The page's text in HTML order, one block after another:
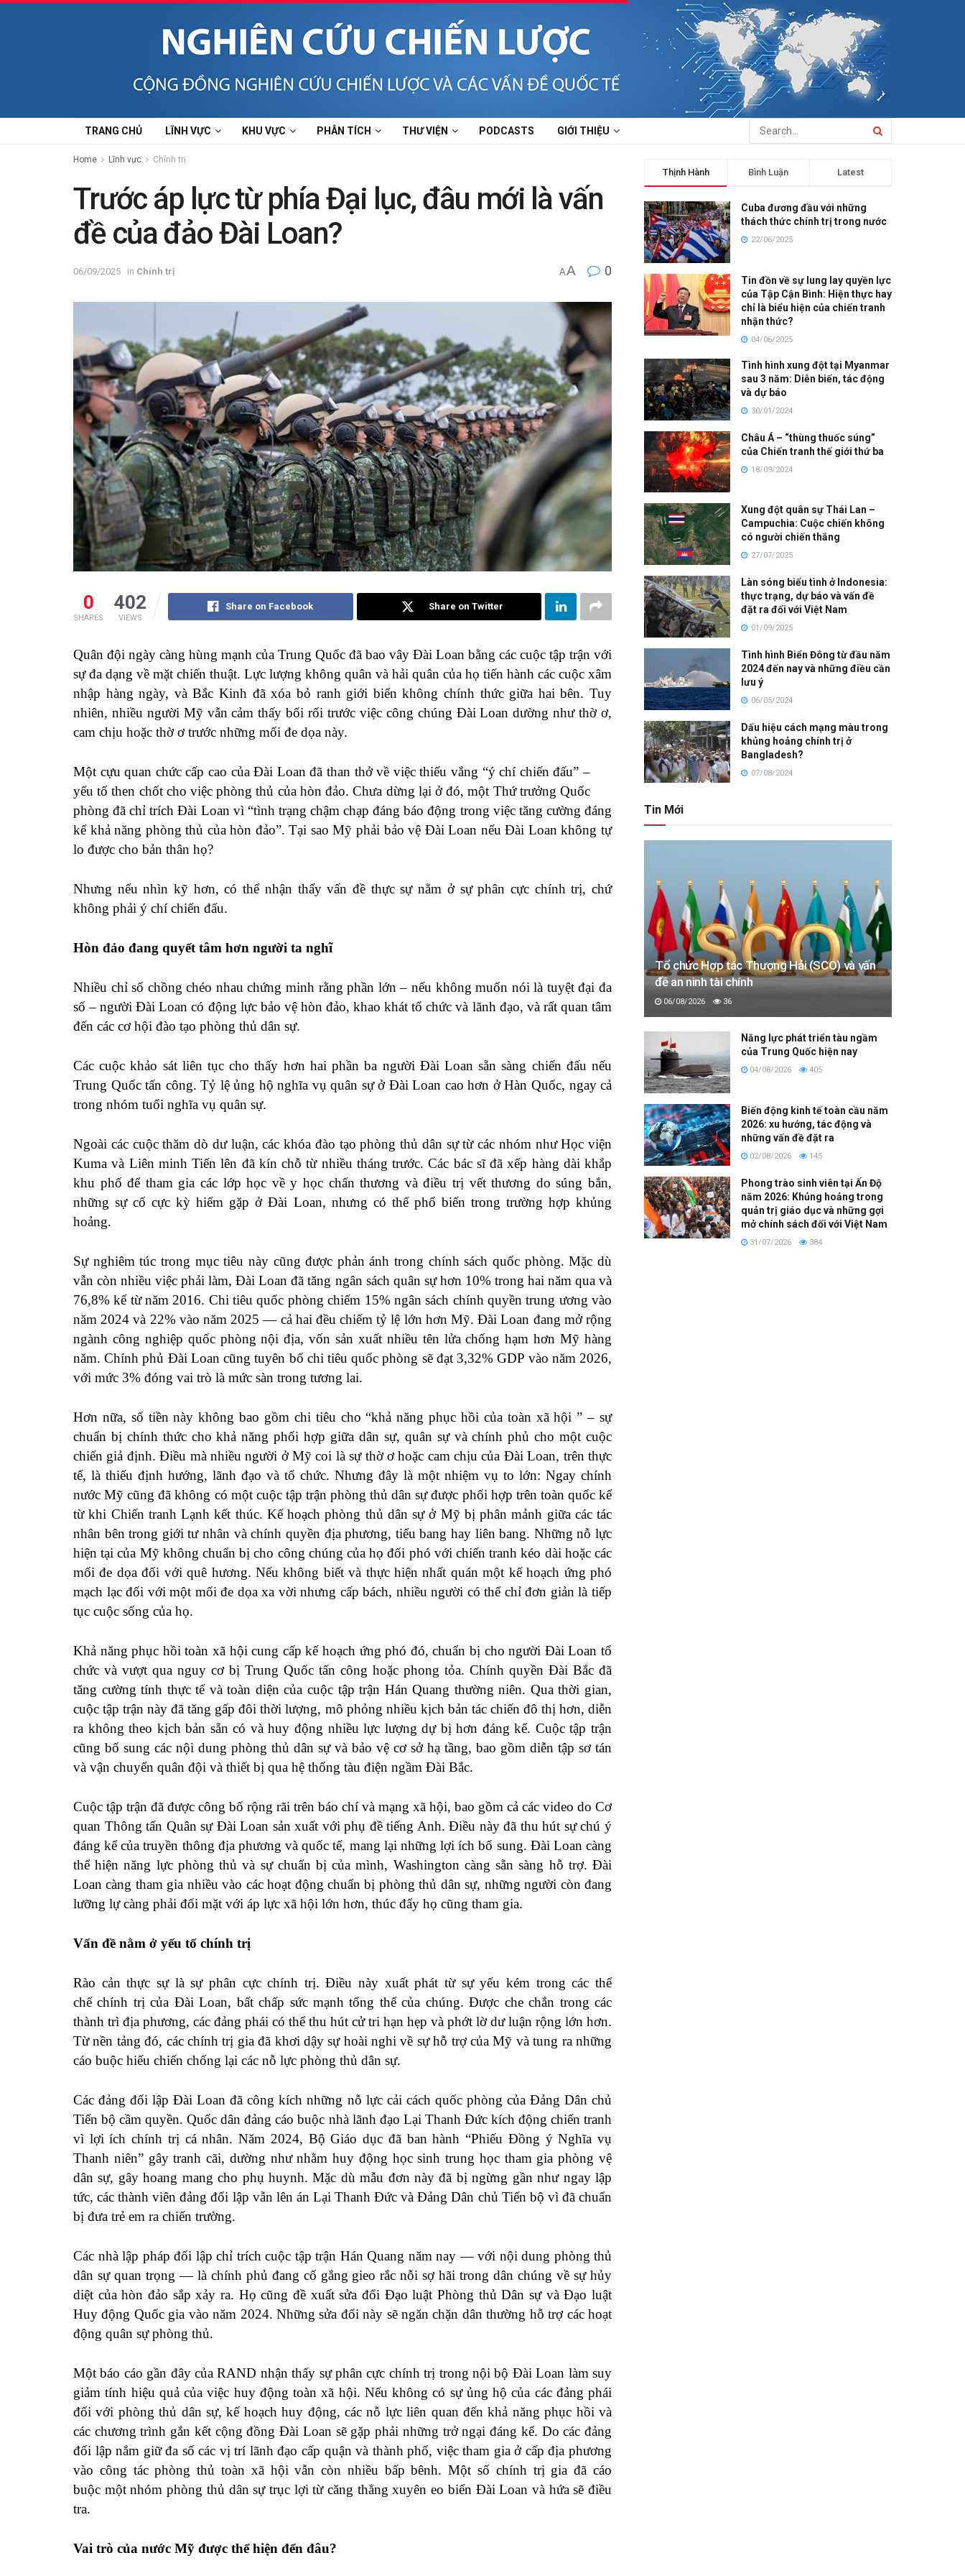
TRANG CHỦ LĨNH VỰC KHU VỰC PHÂN TÍCH THƯ VIỆN PODCASTS GIỚI THIỆU
Home Lĩnh vực Chính trị
Trước áp lực từ phía Đại lục, đâu mới là vấn
đề của đảo Đài Loan?
06/09/2025 in Chính trị AA 0
0
SHARES
402
VIEWS
Share on Facebook Share on Twitter
Quân đội ngày càng hùng mạnh của Trung Quốc đã bao vây Đài Loan bằng các cuộc tập trận với
sự đa dạng về mặt chiến thuật. Lực lượng không quân và hải quân của họ tiến hành các cuộc xâm
nhập hàng ngày, và Bắc Kinh đã xóa bỏ ranh giới biển không chính thức giữa hai bên. Tuy
nhiên, nhiều người Mỹ vẫn cảm thấy bối rối trước việc công chúng Đài Loan dường như thờ ơ,
cam chịu hoặc thờ ơ trước những mối đe dọa này.
Một cựu quan chức cấp cao của Đài Loan đã than thở về việc thiếu vắng “ý chí chiến đấu” –
yếu tố then chốt cho việc phòng thủ của hòn đảo. Chưa dừng lại ở đó, một Thứ trưởng Quốc
phòngđã chỉ trích Đài Loan vì “tình trạng chậm chạp đáng báo động trong việc tăng cường đáng
kể khả năng phòng thủ của hòn đảo”. Tại sao Mỹ phải bảo vệ Đài Loan nếu Đài Loankhôngtự
lo được cho bản thân họ?
Nhưng nếu nhìn kỹ hơn, có thể nhận thấy vấn đề thực sự nằm ở sự phân cực chính trị, chứ
không phải ý chí chiến đấu.
Hòn đảo đang quyết tâm hơn người ta nghĩ
Nhiều chỉ số chồng chéo nhau chứng minh rằng phần lớn – nếu không muốn nói là tuyệt đại đa
số – người Đài Loan có động lực bảo vệ hòn đảo, khao khát tổ chức và lãnh đạo, và rất quan tâm
đến các cơ hội đào tạo phòng thủ dân sự.
Các cuộc khảo sát liên tụccho thấy hơn hai phần ba người Đài Loan sẵn sàng chiến đấu nếu
Trung Quốc tấn công. Tỷ lệ ủng hộ nghĩa vụ quân sựở Đài Loan cao hơn ởHàn Quốc, ngay cả
trong nhóm tuổi nghĩa vụ quân sự.
Ngoài các cuộc thăm dò dư luận, các khóa đào tạo phòng thủ dân sự từ các nhóm nhưHọc viện
Kuma và Liên minh Tiến lên đã kín chỗ từ nhiều tháng trước. Các bác sĩ đã xếp hàng dài khắp
khu phố để tham gia các lớp học về y học chấn thương và điều trị vết thương do súng bắn,
những sự cố cực kỳ hiếm gặp ở Đài Loan, nhưng có thể phổ biến trong trường hợp khủng
hoảng.
Sự nghiêm túc trong mục tiêu này cũng được phản ánh trong chính sách quốc phòng. Mặc dù
vẫn còn nhiềuviệc phải làm, Đài Loan đã tăng ngân sách quân sự hơn 10% trong hai năm qua và
76,8% kể từ năm 2016. Chi tiêu quốc phòng chiếm 15% ngân sách chính quyền trung ương vào
năm 2024 và 22% vào năm 2025 — cả hai đều chiếmtỷ lệ lớn hơn Mỹ. Đài Loan đang mở rộng
ngành công nghiệp quốc phòng nội địa, vốnsản xuấtnhiều tên lửa chống hạm hơnMỹ hàng
năm. Chính phủ Đài Loan cũngtuyên bố chi tiêu quốc phòng sẽ đạt 3,32% GDP vào năm 2026,
với mức 3% đóng vai trò là mức sàn trong tương lai.
Hơn nữa, số tiền này không bao gồm chi tiêu cho “khả năng phục hồi của toàn xã hội ” – sự
chuẩn bị chính thức cho khả năng phối hợp giữa dân sự, quân sự và chính phủ cho một cuộc
chiến giả định. Điều mà nhiều người ở Mỹ coi là sự thờ ơ hoặc cam chịu của Đài Loan, trên thực
tế, là thiếu định hướng, lãnh đạo và tổ chức. Nhưng đây là một nhiệm vụ to lớn: Ngay chính
nước Mỹ cũng đã không có một cuộc tập trận phòng thủ dân sự được phối hợp trên toàn quốc kể
từ khi Chiến tranh Lạnh kết thúc. Kế hoạch phòng thủ dân sự ở Mỹ bị phân mảnh giữa các tác
nhân bên trong giới tư nhân và chính quyền địa phương, tiểu bang hay liên bang. Những nỗ lực
hiện tại của Mỹ không chuẩn bị cho công chúng của họ đối phó với chiến tranh kéo dài hoặc các
mối đe dọa đối với quê hương. Nếu không biết và thực hiện nhất quán một kế hoạch ứng phó
mạch lạc đối với một mối đe dọa xa vời nhưng cấp bách, nhiều người có thể chỉ đơn giản là tiếp
tục cuộc sống của họ.
Khả năng phục hồi toàn xã hội cung cấp kế hoạch ứng phó đó, chuẩn bị cho người Đài Loan tổ
chức và vượt qua nguy cơ bị Trung Quốc tấn công hoặc phong tỏa. Chính quyền Đài Bắc đã
tăng cường tính thực tế và toàn diện của cuộc tập trận Hán Quang thường niên. Qua thời gian,
cuộc tập trận này đã tăng gấp đôi thời lượng, mô phỏng nhiều kịch bản tác chiến đô thị hơn, diễn
ra không theo kịch bản sẵn có và huy động nhiều lực lượng dự bị hơn đáng kể. Cuộc tập trận
cũng bổ sung các nội dung phòng thủ dân sự và bảo vệ cơ sở hạ tầng, bao gồm diễn tập sơ tán
và vận chuyển quân đội và thiết bị qua hệ thống tàu điện ngầm Đài Bắc.
Cuộc tập trận đã được công bố rộng rãi trên báo chí và mạng xã hội, bao gồm cả các video do Cơ
quan Thông tấn Quân sự Đài Loan sản xuất với phụ đề tiếng Anh. Điều này đã thu hút sự chú ý
đáng kể của truyền thông địa phương và quốc tế, mang lại những lợi ích bổ sung. Đài Loan càng
thể hiện năng lực phòng thủ và sự chuẩn bị của mình, Washington càng sẵn sàng hỗ trợ. Đài
Loan càng tham gia nhiều vào các hoạt động chuẩn bị phòng thủ dân sự, những người còn đang
lưỡng lự càng phải đối mặt với áp lực xã hội lớn hơn, thúc đẩy họ cũng tham gia.
Vấn đề nằm ở yếu tố chính trị
Rào cản thực sự là sự phân cực chính trị. Điều này xuất phát từ sựyếu kém trongcác thể
chếchính trị của Đài Loan, bất chấp sức mạnhtổng thểcủa chúng. Được che chắn trong các
thành trì địa phương, các đảng phái có thể thu hút cử tri hạn hẹp và phớt lờ dư luận rộng lớn hơn.
Từ nền tảng đó, các chính trị gia đã khơi dậy sự hoài nghi về sự hỗ trợ của Mỹ vàtung ranhững
cáo buộc hiếu chiến chống lại các nỗ lực phòng thủ dân sự.
Các đảng đối lập Đài Loan đã công kích những nỗ lực cải cách quốc phòng của Đảng Dân chủ
Tiến bộ cầm quyền. Quốc dân đảngcáo buộc nhà lãnh đạo Lại Thanh Đức kích động chiến tranh
vì lợi ích chính trị cá nhân. Năm 2024, Bộ Giáo dục đã ban hành “Phiếu Đồng ý Nghĩa vụ
Thanh niên” gây tranh cãi, dường như nhằm huy động học sinh trung học tham gia phòng vệ
dân sự, gây hoang mang cho phụ huynh. Mặc dù mẫu đơn này đã bị ngừng gần như ngay lập
tức, các thành viên đảng đối lập vẫn lên án Lại Thanh Đức và Đảng Dân chủ Tiến bộ vì đã chuẩn
bị đưa trẻ em ra chiến trường.
Các nhà lập pháp đối lập chỉ trích cuộc tập trận Hán Quang năm nay — với nội dung phòng thủ
dân sự quan trọng — là chính phủ đang cố gắng gieo rắc nỗi sợ hãi trong dân chúng về sự hủy
diệt của hòn đảo sắp xảy ra. Họ cũng đề xuấtsửa đổi Đạo luật Phòng thủ Dân sự và Đạo luật
Huy động Quốc gia vào năm 2024. Những sửa đổi này sẽngăn chặn dân thường hỗ trợ các hoạt
động quân sự phòng thủ.
Một báo cáo gần đây của RAND nhận thấy sự phân cực chính trị trong nội bộ Đài Loan làm suy
giảm tính hiệu quả của việc huy động toàn xã hội. Nếu không có sự ủng hộ của các đảng phái
đối với phòng thủ dân sự, kế hoạch huy động, các nỗ lực liên quan đến khả năng phục hồi và
các chương trình gắn kết cộng đồng Đài Loan sẽ gặp phải những trở ngại đáng kể. Do các đảng
đối lập nắm giữ đa số các vị trí lãnh đạo cấp quận và thành phố, việc tham gia ở cấp địa phương
vào công tác phòng thủ toàn xã hội vẫn còn nhiều bấp bênh. Một số chính trị gia đã cáo
buộc một nhóm phòng thủ dân sự trục lợi từ căng thẳng xuyên eo biển Đài Loan và hứa sẽ điều
tra.
Vai trò của nước Mỹ được thể hiện đến đâu?
Thịnh Hành Bình Luận Latest
Cuba đương đầu với những
thách thức chính trị trong nước
22/06/2025
Tin đồn về sự lung lay quyền lực
của Tập Cận Bình: Hiện thực hay
chỉ là biểu hiện của chiến tranh
nhận thức?
04/06/2025
Tình hình xung đột tại Myanmar
sau 3 năm: Diễn biến, tác động
và dự báo
30/01/2024
Châu Á – “thùng thuốc súng”
của Chiến tranh thế giới thứ ba
18/09/2024
Xung đột quân sự Thái Lan –
Campuchia: Cuộc chiến không
có người chiến thắng
27/07/2025
Làn sóng biểu tình ở Indonesia:
thực trạng, dự báo và vấn đề
đặt ra đối với Việt Nam
01/09/2025
Tình hình Biển Đông từ đầu năm
2024 đến nay và những điều cần
lưu ý
06/05/2024
Dấu hiệu cách mạng màu trong
khủng hoảng chính trị ở
Bangladesh?
07/08/2024
Tin Mới
Tổ chức Hợp tác Thượng Hải (SCO) và vấn
đề an ninh tài chính
06/08/2026 36
Năng lực phát triển tàu ngầm
của Trung Quốc hiện nay
04/08/2026 405
Biến động kinh tế toàn cầu năm
2026: xu hướng, tác động và
những vấn đề đặt ra
02/08/2026 145
Phong trào sinh viên tại Ấn Độ
năm 2026: Khủng hoảng trong
quản trị giáo dục và những gợi
mở chính sách đối với Việt Nam
31/07/2026 384